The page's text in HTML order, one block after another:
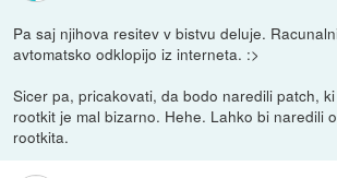
Pa saj njihova resitev v bistvu deluje.
avtomatsko odklopijo iz interneta. :>
Sicer pa, pricakovati, da bodo naredili patch,
rootkit je mal bizarno. Hehe. Lahko bi naredili
rootkita.